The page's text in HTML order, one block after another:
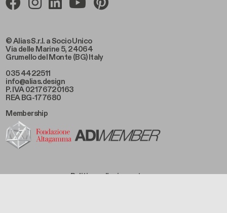
© Alias S.r.l. a Socio Unico
Via delle Marine 5, 24064
Grumello del Monte (BG) Italy
035 4422511
info@alias.design
P. IVA 02176720163
REA BG-177680
Membership
Footer Bottom Left
Politica sulla riservatezza